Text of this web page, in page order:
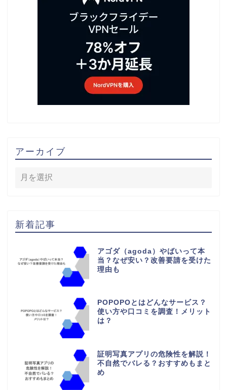
アーカイブ
新着記事
アゴダ（agoda）やばいって本
当？なぜ安い？改善要請を受けた
理由も
POPOPOとはどんなサービス？
使い方や口コミを調査！メリット
は？
証明写真アプリの危険性を解説！
不自然でバレる？おすすめもまと
め